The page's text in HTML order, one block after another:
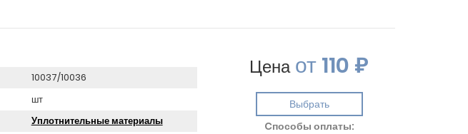
10037/10036
шт
Уплотнительные материалы
Ценаот110 ₽
Выбрать
Cпособы оплаты: